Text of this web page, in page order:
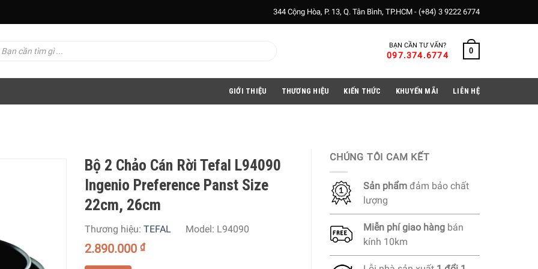
344 Cộng Hòa, P. 13, Q. Tân Bình, TP.HCM - (+84) 3 9222 6774
BẠN CẦN TƯ VẤN?
097.374.6774 0
GIỚI THIỆU THƯƠNG HIỆU KIẾN THỨC KHUYẾN MÃI LIÊN HỆ
Bộ 2 Chảo Cán Rời Tefal L94090
Ingenio Preference Panst Size
22cm, 26cm
Thương hiệu: TEFAL Model: L94090
2.890.000 ₫
CHÚNG TÔI CAM KẾT
Sản phẩm đảm bảo chất
lượng
Miễn phígiao hàng bán
kính 10km